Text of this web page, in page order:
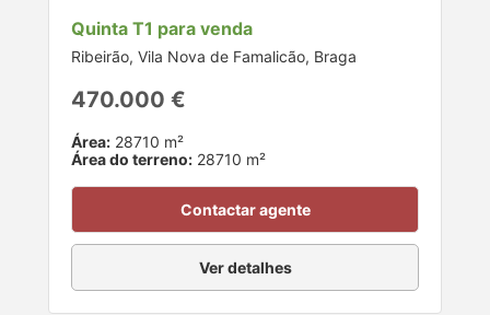
Quinta T1 para venda
Ribeirão, Vila Nova de Famalicão, Braga
470.000 €
Área: 28710 m²
Área do terreno: 28710 m²
Contactar agente
Ver detalhes